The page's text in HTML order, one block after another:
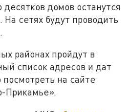
домов останутся
сетях будут проводить
районах пройдут в
список адресов и дат
на сайте
Прикамье».